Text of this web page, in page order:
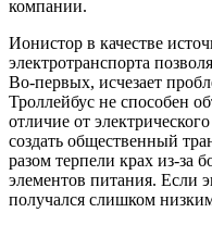
компании.
Ионистор в качестве
электротранспорта
Во-первых, исчезает
Троллейбус не способен
отличие от
создать общественный
разом терпели крах из-за
элементов питания. Если
получался слишком